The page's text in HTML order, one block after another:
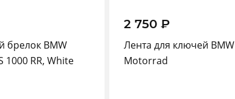
брелок BMW
1000 RR, White
2 750 ₽
Лента для ключей BMW
Motorrad